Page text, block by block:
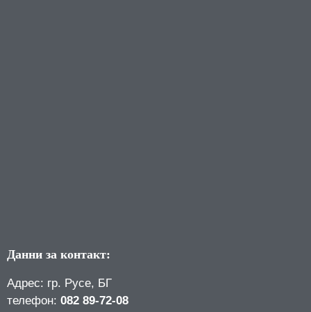
Данни за контакт:
Адрес: гр. Русе, БГ
телефон: 082 89-72-08